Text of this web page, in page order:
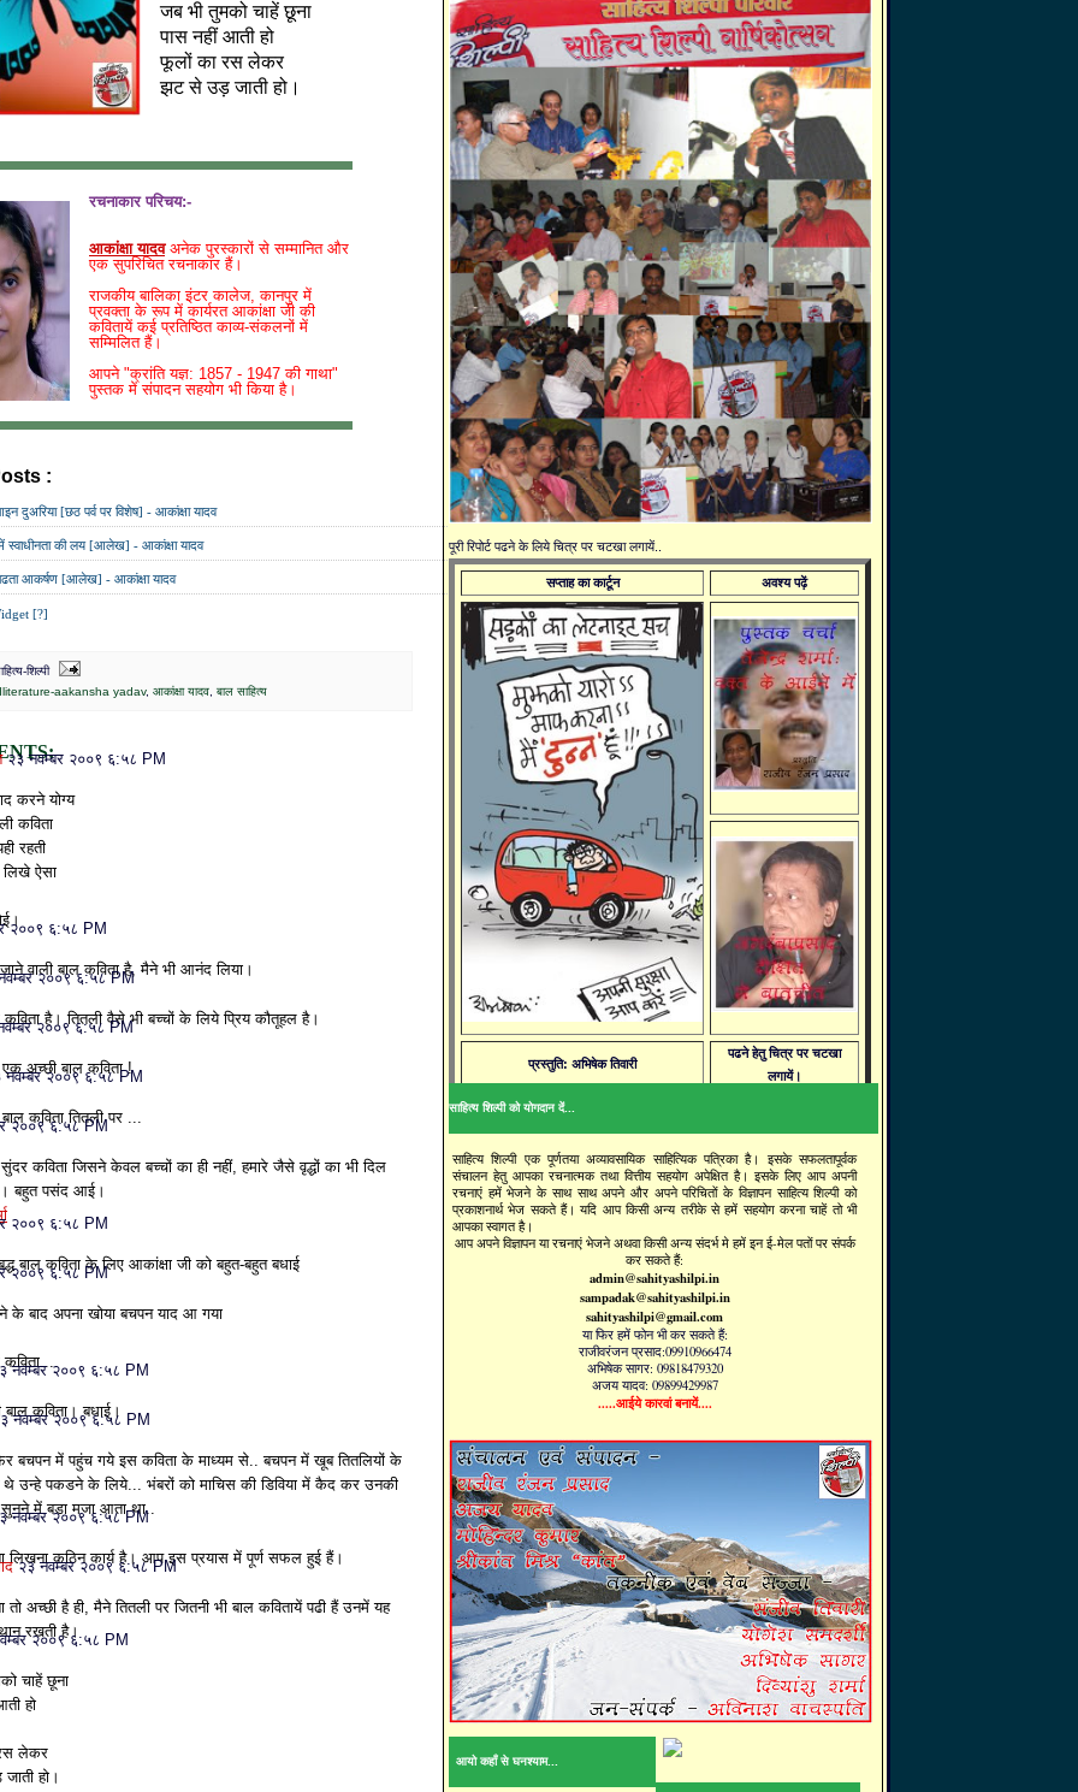
जब भी तुमको चाहें छूना
पास नहीं आती हो
फूलों का रस लेकर
झट से उड़ जाती हो।
रचनाकार परिचय:-
आकांक्षा यादव अनेक पुरस्कारों से सम्मानित और
एक सुपरिचित रचनाकार हैं।
राजकीय बालिका इंटर कालेज, कानपुर में
प्रवक्ता के रूप में कार्यरत आकांक्षा जी की
कवितायें कई प्रतिष्ठित काव्य-संकलनों में
सम्मिलित हैं।
आपने "क्रांति यज्ञ: 1857 - 1947 की गाथा"
पुस्तक में संपादन सहयोग भी किया है।
:
दुअरिया [छठ पर्व पर विशेष] - आकांक्षा यादव
स्वाधीनता की लय [आलेख] - आकांक्षा यादव
बढता आकर्षण [आलेख] - आकांक्षा यादव
[?]
शिल्पी
aakansha yadav, आकांक्षा यादव बाल साहित्य
२३ नवम्बर २००९ ६:५८ PM
करने योग्‍य
कविता
रहती
लिखे ऐसा
२००९ ६:५८ PM
वाली बाल कविता है, मैने भी आनंद लिया।
२००९ ६:५८ PM
कविता है। तितली वैसे भी बच्चों के लिये प्रिय कौतूहल है।
२००९ ६:५८ PM
एक अच्छी बाल कविता !
नवम्बर २००९ ६:५८ PM
कविता तितली पर ...
२००९ ६:५८ PM
सुंदर कविता जिसने केवल बच्चों का ही नहीं, हमारे जैसे वृद्धों का भी दिल
बहुत पसंद आई।
२००९ ६:५८ PM
बाल कविता के लिए आकांक्षा जी को बहुत-बहुत बधाई
२००९ ६:५८ PM
के बाद अपना खोया बचपन याद आ गया
कविता....
नवम्बर २००९ ६:५८ PM
बाल कविता। बधाई।
नवम्बर २००९ ६:५८ PM
बचपन में पहुंच गये इस कविता के माध्यम से.. बचपन में खूब तितलियों के
थे उन्हे पकडने के लिये... भंबरों को माचिस की डिविया में कैद कर उनकी
सुनने में बडा मजा आता था..
नवम्बर २००९ ६:५८ PM
लिखना कठिन कार्य है। आप इस प्रयास में पूर्ण सफल हुई हैं।
२३ नवम्बर २००९ ६:५८ PM
तो अच्छी है ही, मैने तितली पर जितनी भी बाल कवितायें पढी हैं उनमें यह
रखती है।
२००९ ६:५८ PM
चाहें छूना
हो
लेकर
हो।
पूरी रिपोर्ट पढने के लिये चित्र पर चटखा लगायें..
सप्ताह का कार्टून अवश्य पढ़ें
प्रस्तुति: अभिषेक तिवारी
पढने हेतु चित्र पर चटखा
लगायें।
साहित्य शिल्पी को योगदान दें...
साहित्य शिल्पी एक पूर्णतया अव्यावसायिक साहित्यिक पत्रिका है। इसके सफलतापूर्वक
संचालन हेतु आपका रचनात्मक तथा वित्तीय सहयोग अपेक्षित है। इसके लिए आप अपनी
रचनाएं हमें भेजने के साथ साथ अपने और अपने परिचितों के विज्ञापन साहित्य शिल्पी को
प्रकाशनार्थ भेज सकते हैं। यदि आप किसी अन्य तरीके से हमें सहयोग करना चाहें तो भी
आपका स्वागत है।
आप अपने विज्ञापन या रचनाएं भेजने अथवा किसी अन्य संदर्भ मे हमें इन ई-मेल पतों पर संपर्क
कर सकते हैं:
admin@sahityashilpi.in
sampadak@sahityashilpi.in
sahityashilpi@gmail.com
या फिर हमें फोन भी कर सकते हैं:
राजीवरंजन प्रसाद:09910966474
अभिषेक सागर: 09818479320
अजय यादव: 09899429987
.....आईये कारवां बनायें....
आयो कहाँ से घनश्याम...